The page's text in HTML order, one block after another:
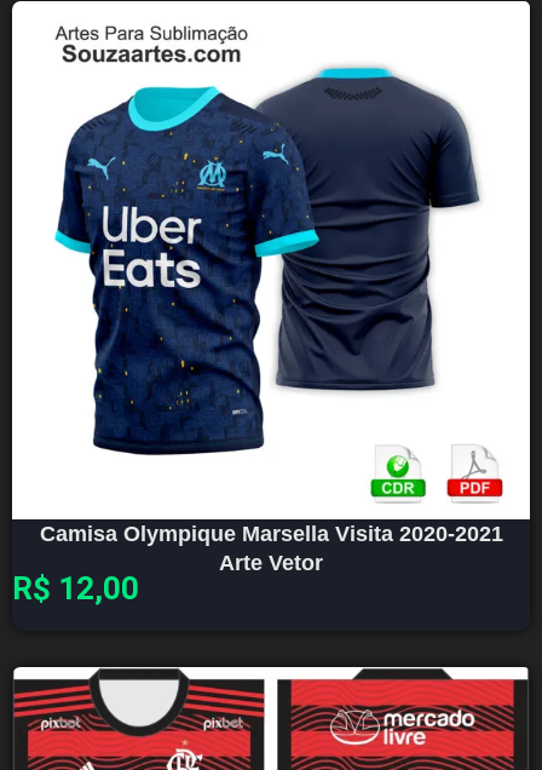
Camisa Olympique Marsella Visita 2020-2021
Arte Vetor
R$ 12,00